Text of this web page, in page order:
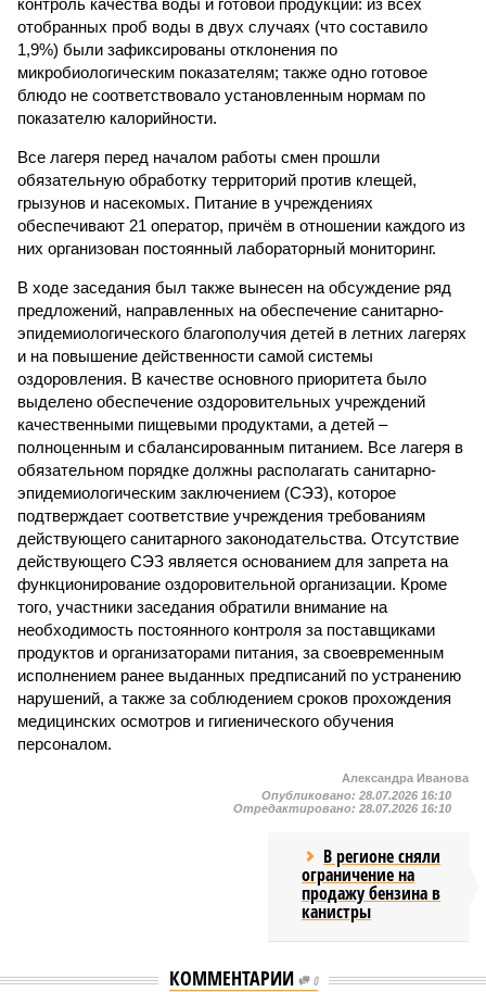
контроль качества воды и готовой продукции: из всех
отобранных проб воды в двух случаях (что составило
1,9%) были зафиксированы отклонения по
микробиологическим показателям; также одно готовое
блюдо не соответствовало установленным нормам по
показателю калорийности.
Все лагеря перед началом работы смен прошли
обязательную обработку территорий против клещей,
грызунов и насекомых. Питание в учреждениях
обеспечивают 21 оператор, причём в отношении каждого из
них организован постоянный лабораторный мониторинг.
В ходе заседания был также вынесен на обсуждение ряд
предложений, направленных на обеспечение санитарно-
эпидемиологического благополучия детей в летних лагерях
и на повышение действенности самой системы
оздоровления. В качестве основного приоритета было
выделено обеспечение оздоровительных учреждений
качественными пищевыми продуктами, а детей –
полноценным и сбалансированным питанием. Все лагеря в
обязательном порядке должны располагать санитарно-
эпидемиологическим заключением (СЭЗ), которое
подтверждает соответствие учреждения требованиям
действующего санитарного законодательства. Отсутствие
действующего СЭЗ является основанием для запрета на
функционирование оздоровительной организации. Кроме
того, участники заседания обратили внимание на
необходимость постоянного контроля за поставщиками
продуктов и организаторами питания, за своевременным
исполнением ранее выданных предписаний по устранению
нарушений, а также за соблюдением сроков прохождения
медицинских осмотров и гигиенического обучения
персоналом.
Александра Иванова
Опубликовано: 28.07.2026 16:10
Отредактировано: 28.07.2026 16:10
В регионе сняли
ограничение на
продажу бензина в
канистры
КОММЕНТАРИИ 0